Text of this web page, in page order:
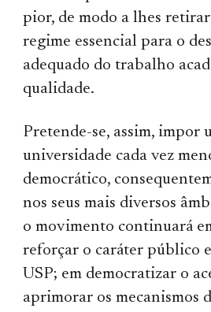
pior, de modo a lhes
regime essencial para o
adequado do trabalho
qualidade.
Pretende-se, assim, impor
universidade cada vez
democrático,
nos seus mais diversos
o movimento continuará
reforçar o caráter público
USP; em democratizar o
aprimorar os mecanismos